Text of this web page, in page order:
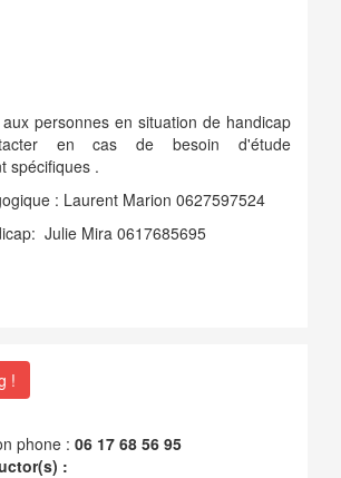
personnes en situation de handicap
en cas de besoin d'étude
spécifiques .
: Laurent Marion 0627597524
Julie Mira 0617685695
!
phone : 06 17 68 56 95
: